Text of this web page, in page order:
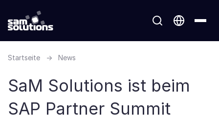
Startseite → News
SaM Solutions ist beim
SAP Partner Summit